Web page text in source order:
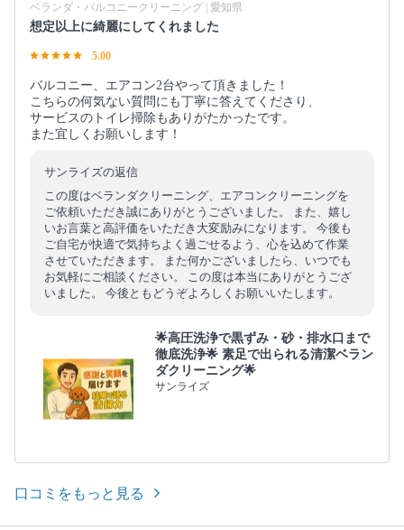
ベランダ・バルコニークリーニング | 愛知県
想定以上に綺麗にしてくれました
5.00
バルコニー、エアコン2台やって頂きました！
こちらの何気ない質問にも丁寧に答えてくださり、
サービスのトイレ掃除もありがたかったです。
また宜しくお願いします！
サンライズの返信
この度はベランダクリーニング、エアコンクリーニングを
ご依頼いただき誠にありがとうございました。 また、嬉し
いお言葉と高評価をいただき大変励みになります。 今後も
ご自宅が快適で気持ちよく過ごせるよう、心を込めて作業
させていただきます。 また何かございましたら、いつでも
お気軽にご相談ください。 この度は本当にありがとうござ
いました。 今後ともどうぞよろしくお願いいたします。
🌟高圧洗浄で黒ずみ・砂・排水口まで
徹底洗浄🌟 素足で出られる清潔ベラン
ダクリーニング🌟
サンライズ
口コミをもっと見る